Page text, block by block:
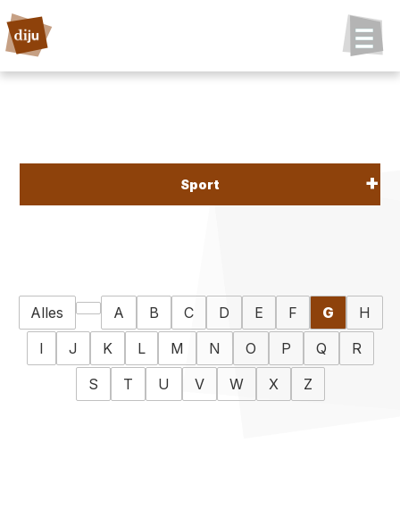
Sport
Alles A B C D E F G
H
I
J K L M N O P Q
R
S
T U V W X Z